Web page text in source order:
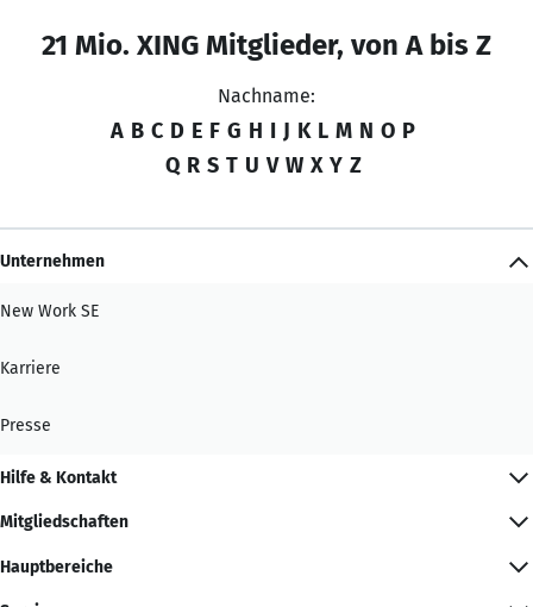
21 Mio. XING Mitglieder, von A bis Z
Nachname:
A B C D E F G H I J K L M N O P
Q R S T U V W X Y Z
Unternehmen
New Work SE
Karriere
Presse
Hilfe & Kontakt
Mitgliedschaften
Hauptbereiche